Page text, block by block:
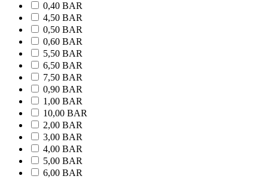
0,40 BAR
4,50 BAR
0,50 BAR
0,60 BAR
5,50 BAR
6,50 BAR
7,50 BAR
0,90 BAR
1,00 BAR
10,00 BAR
2,00 BAR
3,00 BAR
4,00 BAR
5,00 BAR
6,00 BAR